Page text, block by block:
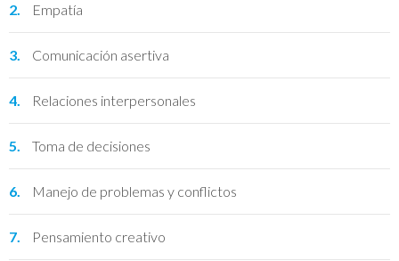
Empatía
Comunicación asertiva
Relaciones interpersonales
Toma de decisiones
Manejo de problemas y conflictos
Pensamiento creativo